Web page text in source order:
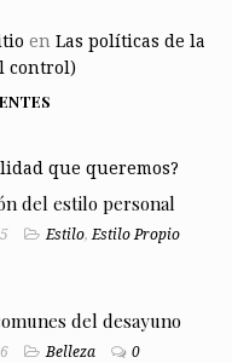
en Las políticas de la
control)
que queremos?
del estilo personal
Estilo,Estilo Propio
del desayuno
Belleza 0